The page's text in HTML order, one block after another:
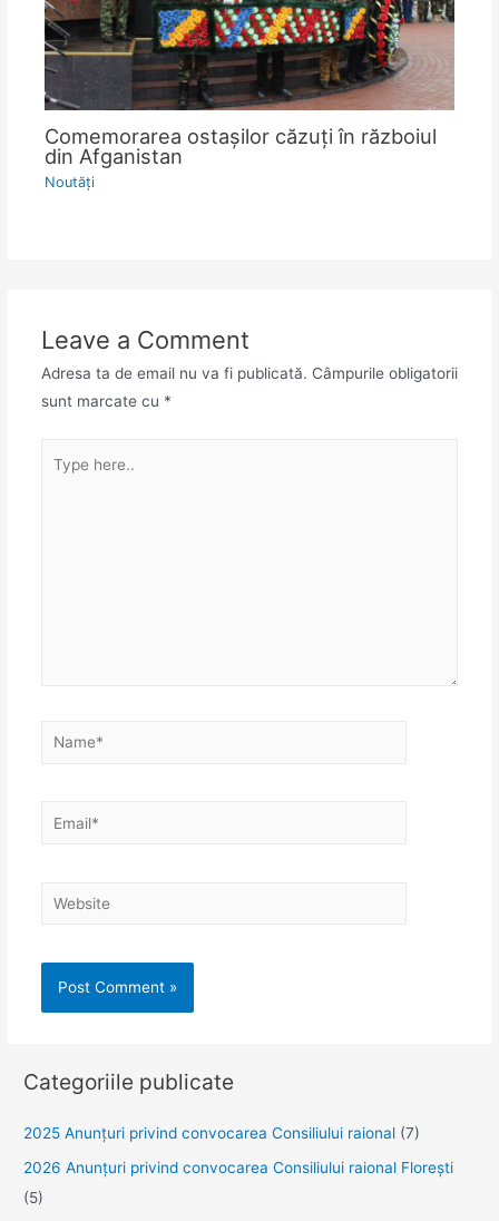
Comemorarea ostașilor căzuți în războiul
din Afganistan
Noutăţi
Leave a Comment
Adresa ta de email nu va fi publicată. Câmpurile obligatorii
sunt marcate cu *
here..
Name*
Email*
Website
Categoriile publicate
2025 Anunţuri privind convocarea Consiliului raional (7)
2026 Anunțuri privind convocarea Consiliului raional Florești
(5)